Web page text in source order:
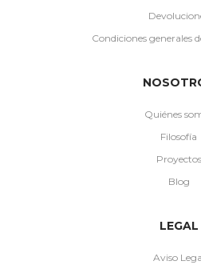
Condiciones generales
Quiénes
Filosofía
Proyectos
Blog
LEGAL
Aviso